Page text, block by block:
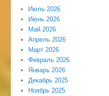
Июль 2026
Июнь 2026
Май 2026
Апрель 2026
Март 2026
Февраль 2026
Январь 2026
Декабрь 2025
Ноябрь 2025